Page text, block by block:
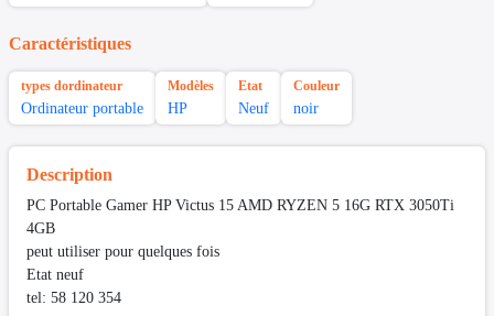
Caractéristiques
types dordinateur
Ordinateur portable
Modèles
HP
Etat
Neuf
Couleur
noir
Description
PC Portable Gamer HP Victus 15 AMD RYZEN 5 16G RTX 3050Ti
4GB
peut utiliser pour quelques fois
Etat neuf
tel: 58 120 354